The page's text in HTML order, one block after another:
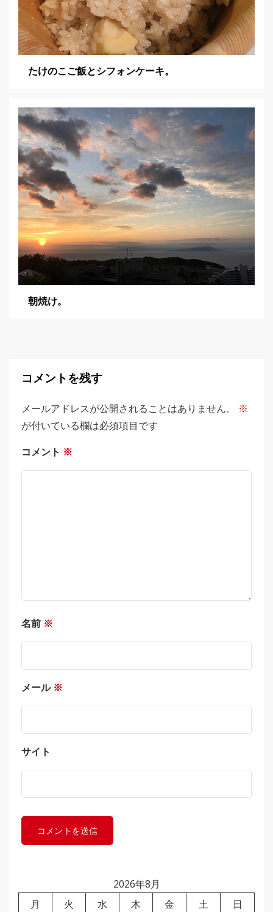
たけのこご飯とシフォンケーキ。
朝焼け。
コメントを残す
メールアドレスが公開されることはありません。
※
が付いている欄は必須項目です
コメント ※
名前 ※
メール ※
サイト
2026年8月
月
火 水 木 金 土
日